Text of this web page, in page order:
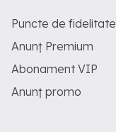
Puncte de fidelitate
Anunț Premium
Abonament VIP
Anunț promo